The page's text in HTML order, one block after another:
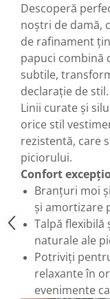
Descoperă
noștri de damă,
de rafinament
papuci combină
subtile,
declarație de stil.
Linii curate și
orice stil
rezistentă, care
piciorului.
Confort
Branțuri moi
și amortizare
Talpă flexibilă
naturale ale
Potriviți
relaxante în
evenimente